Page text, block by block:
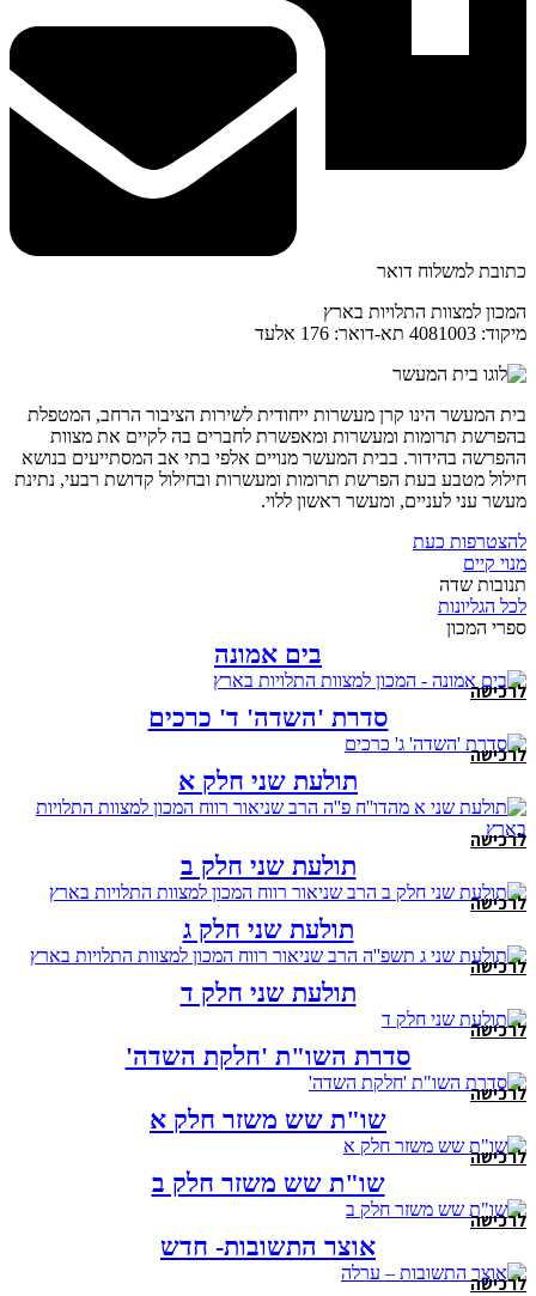
כתובת למשלוח דואר
המכון למצוות התלויות בארץ
מיקוד: 4081003 תא-דואר: 176 אלעד
בית המעשר הינו קרן מעשרות ייחודית לשירות הציבור הרחב, המטפלת
בהפרשת תרומות ומעשרות ומאפשרת לחברים בה לקיים את מצוות
ההפרשה בהידור. בבית המעשר מנויים אלפי בתי אב המסתייעים בנושא
חילול מטבע בעת הפרשת תרומות ומעשרות ובחילול קדושת רבעי, נתינת
מעשר עני לעניים, ומעשר ראשון ללוי.
להצטרפות כעת
מנוי קיים
תנובות שדה
לכל הגליונות
ספרי המכון
בים אמונה
לרכישה
סדרת 'השדה' ד' כרכים
לרכישה
תולעת שני חלק א
לרכישה
תולעת שני חלק ב
לרכישה
תולעת שני חלק ג
לרכישה
תולעת שני חלק ד
לרכישה
סדרת השו"ת 'חלקת השדה'
לרכישה
שו"ת שש משזר חלק א
לרכישה
שו"ת שש משזר חלק ב
לרכישה
אוצר התשובות- חדש
לרכישה